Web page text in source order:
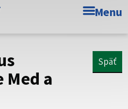
Prešovského
že zdieľate informácie iba
stránku. Zabezpečená stránka
Menu
Med a
Späť